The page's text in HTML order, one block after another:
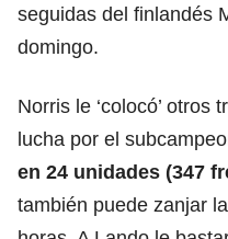
seguidas del finlandés
domingo.
Norris le ‘colocó’ otros
lucha por el
en 24 unidades (347
también puede zanjar